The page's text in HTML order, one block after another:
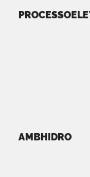
AMBHIDRO